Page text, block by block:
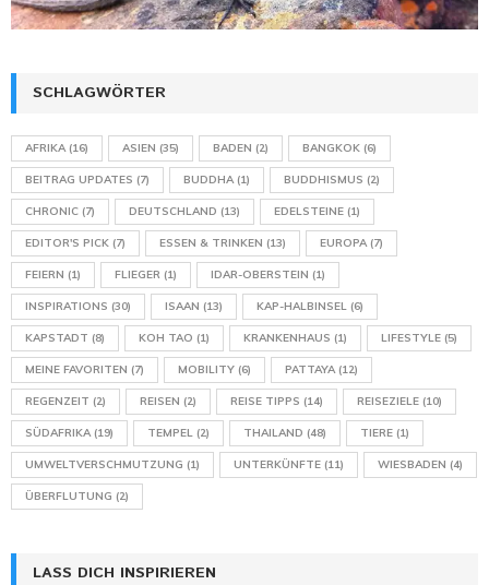
SCHLAGWÖRTER
AFRIKA(16) ASIEN (35) BADEN (2) BANGKOK (6)
BEITRAG UPDATES (7) BUDDHA(1) BUDDHISMUS (2)
CHRONIC (7) DEUTSCHLAND (13) EDELSTEINE (1)
EDITOR'S PICK (7) ESSEN & TRINKEN (13) EUROPA(7)
FEIERN (1) FLIEGER (1) IDAR-OBERSTEIN (1)
INSPIRATIONS (30) ISAAN (13) KAP-HALBINSEL (6)
KAPSTADT (8) KOH TAO (1) KRANKENHAUS (1) LIFESTYLE (5)
MEINE FAVORITEN (7) MOBILITY (6) PATTAYA(12)
REGENZEIT (2) REISEN (2) REISE TIPPS (14) REISEZIELE (10)
SÜDAFRIKA(19) TEMPEL (2) THAILAND (48) TIERE (1)
UMWELTVERSCHMUTZUNG (1) UNTERKÜNFTE (11) WIESBADEN (4)
ÜBERFLUTUNG (2)
LASS DICH INSPIRIEREN